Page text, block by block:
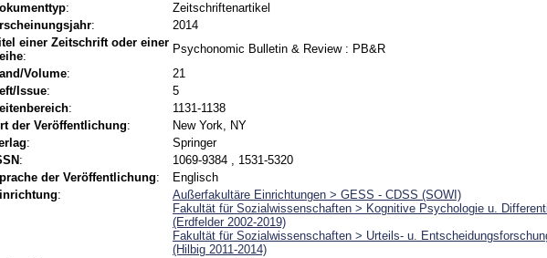
:
Zeitschriftenartikel
:
2014
einer Zeitschrift oder einer
:
Psychonomic Bulletin & Review : PB&R
Volume:
21
Issue:
5
:
1131-1138
der Veröffentlichung:
New York, NY
:
Springer
:
1069-9384 , 1531-5320
der Veröffentlichung:
Englisch
:
Außerfakultäre Einrichtungen > GESS - CDSS (SOWI)
Fakultät für Sozialwissenschaften > Kognitive Psychologie u.
(Erdfelder 2002-2019)
Fakultät für Sozialwissenschaften > Urteils- u.
(Hilbig 2011-2014)